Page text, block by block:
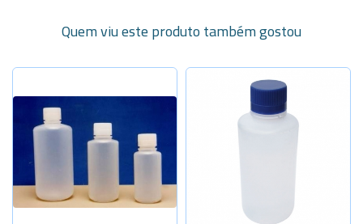
Quem viu este produto também gostou
cap.125ml
cap.250ml
Sob Consulta
cap.500ml
- +